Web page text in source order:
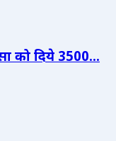
को दिये 3500...